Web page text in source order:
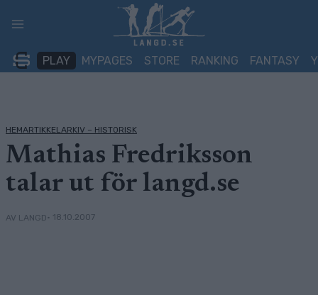
PLAY MYPAGES STORE RANKING FANTASY
HEMARTIKKELARKIV – HISTORISK
Mathias Fredriksson
talar ut för langd.se
AV LANGD• 18.10.2007